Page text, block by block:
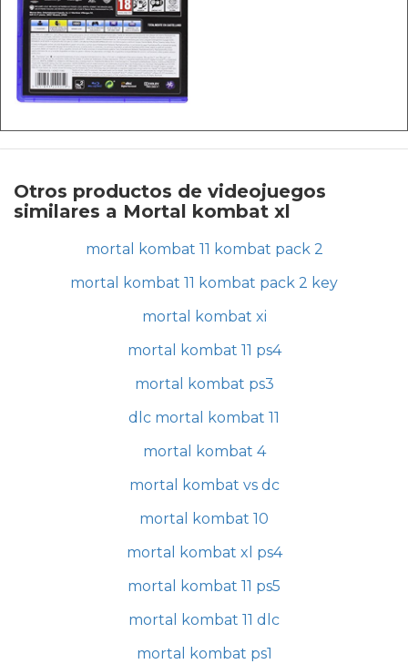
Otros productos de videojuegos
similares a Mortal kombat xl
mortal kombat 11 kombat pack 2
mortal kombat 11 kombat pack 2 key
mortal kombat xi
mortal kombat 11 ps4
mortal kombat ps3
dlc mortal kombat 11
mortal kombat 4
mortal kombat vs dc
mortal kombat 10
mortal kombat xl ps4
mortal kombat 11 ps5
mortal kombat 11 dlc
mortal kombat ps1